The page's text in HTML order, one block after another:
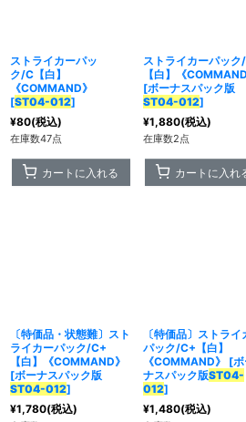
カテゴリ:
特集:
絞り込む
ストライカーパッ
ク/C【白】
《COMMAND》
[ST04-012]
¥80(税込)
在庫数47点
カートに入れる
ストライカーパック
【白】《COMMAND
[ボーナスパック版
ST04-012]
¥1,880(税込)
在庫数2点
カートに入れ
〔特価品・状態難〕スト
ライカーパック/C+
【白】《COMMAND》
[ボーナスパック版
ST04-012]
¥1,780(税込)
〔特価品〕ストライ
パック/C+【白】
《COMMAND》
[
ナスパック版ST04-
012]
¥1,480(税込)